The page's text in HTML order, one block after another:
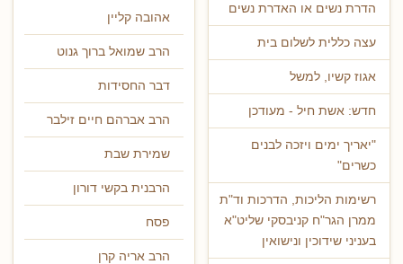
הדרת נשים או האדרת נשים
עצה כללית לשלום בית
אגוז קשיו, למשל
חדש: אשת חיל - מעודכן
"יאריך ימים ויזכה לבנים
כשרים"
רשימות הליכות, הדרכות וד"ת
ממרן הגר"ח קניבסקי שליט"א
בעניני שידוכין ונישואין
אהובה קליין
הרב שמואל ברוך גנוט
דבר החסידות
הרב אברהם חיים זילבר
שמירת שבת
הרבנית בקשי דורון
פסח
הרב אריה קרן